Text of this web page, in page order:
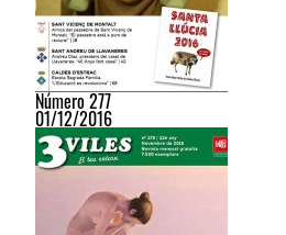
Número 277
01/12/2016